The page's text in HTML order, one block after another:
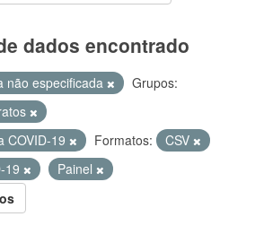
dados encontrado
não especificada
Grupos:
COVID-19
Formatos:
CSV
19
Painel